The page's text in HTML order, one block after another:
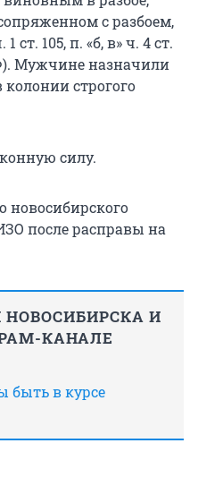
с разбоем,
ст. 105, п. «б, в» ч. 4 ст.
Мужчине назначили
строгого
силу.
новосибирского
после расправы на
И
КАНАЛЕ
быть в курсе